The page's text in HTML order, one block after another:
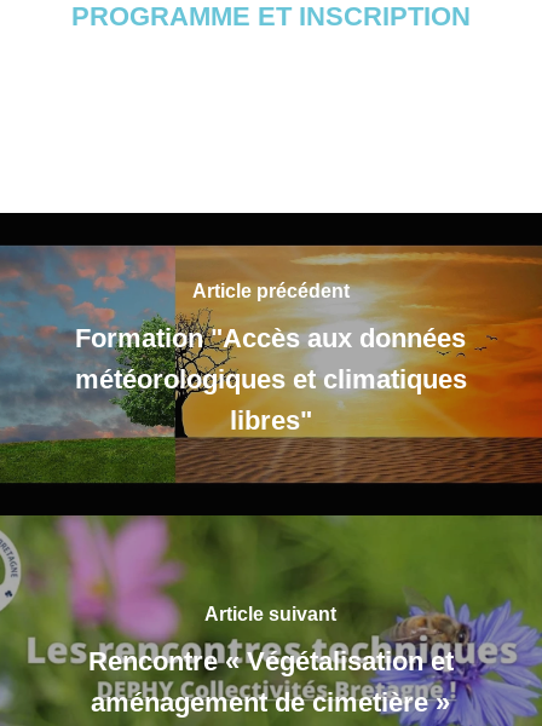
PROGRAMME ET INSCRIPTION
Article précédent
Formation "Accès aux données
météorologiques et climatiques
libres"
Article suivant
Rencontre « Végétalisation et
aménagement de cimetière »